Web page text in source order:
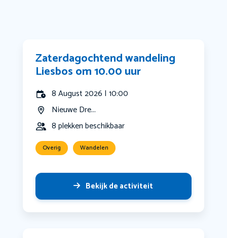
Zaterdagochtend wandeling
Liesbos om 10.00 uur
8 August 2026 | 10:00
Nieuwe Dre...
8 plekken beschikbaar
Overig Wandelen
Bekijk de activiteit